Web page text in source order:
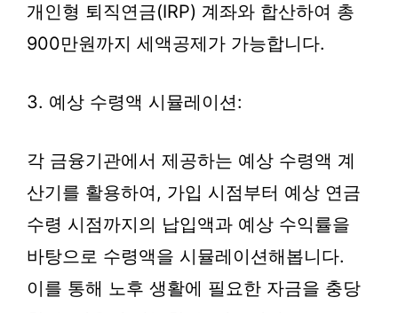
개인형 퇴직연금(IRP) 계좌와 합산하여 총
900만원까지 세액공제가 가능합니다.
3. 예상 수령액 시뮬레이션:
각 금융기관에서 제공하는 예상 수령액 계
산기를 활용하여, 가입 시점부터 예상 연금
수령 시점까지의 납입액과 예상 수익률을
바탕으로 수령액을 시뮬레이션해봅니다.
이를 통해 노후 생활에 필요한 자금을 충당